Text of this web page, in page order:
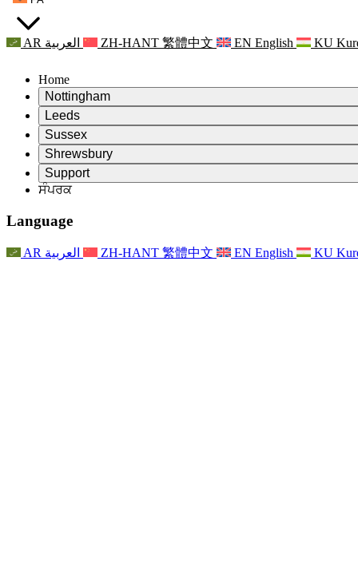
AR العربية ZH-HANT 繁體中文 EN English KU
Home
Nottingham
Review
ਸਮੀਖਿਆ ਦੇ ਚੇਅਰਮੈਨ
ਸੁਤੰਤਰ ਸਮੀਖਿਆ ਟੀਮ
ਸੰਦਰਭ ਦੀਆਂ ਸ਼ਰਤਾਂ
ਸੁਤੰਤਰ ਸਮੀਖਿਆ ਦੀ ਅੰਤਿਮ ਰਿਪੋਰਟ
ਅਕਸਰ ਪੁੱਛੇ ਜਾਣ ਵਾਲੇ ਸਵਾਲ
ਪਰਿਵਾਰਕ ਫੀਡਬੈਕ ਪ੍ਰਕਿਰਿਆ
ਨਿਊਜ਼ਲੈਟਰ
Leeds
Review
ਸਮੀਖਿਆ ਦੇ ਚੇਅਰਮੈਨ
ਸੁਤੰਤਰ ਸਮੀਖਿਆ ਟੀਮ
ਹਵਾਲੇ ਦੀਆਂ ਸ਼ਰਤਾਂ
ਸੰਪਰਕ
ਪਰਿਵਾਰਾਂ ਲਈ ਮਨੋਵਿਗਿਆਨਕ ਸਹਾਇਤਾ
ਪਰਿਵਾਰਾਂ ਲਈ ਅੱਪਡੇਟ
ਘਟਨਾਵਾਂ
For Staff
Sussex
Review
ਸਮੀਖਿਆ ਦੇ ਚੇਅਰਮੈਨ
ਸੁਤੰਤਰ ਸਮੀਖਿਆ ਟੀਮ
ਸੰਦਰਭ ਦੀਆਂ ਸ਼ਰਤਾਂ
For Families
ਪਰਿਵਾਰਾਂ ਲਈ ਅੱਪਡੇਟ
Shrewsbury
Review
ਜਣੇਪਾ ਸਮੀਖਿਆ ਵਾਸਤੇ ਸੰਦਰਭ ਦੀਆਂ ਸ਼ਰਤਾਂ
ਸੁਤੰਤਰ ਸਮੀਖਿਆ ਦੀ ਅੰਤਿਮ ਰਿਪੋਰਟ
ਸੁਤੰਤਰ ਸਮੀਖਿਆ ਦੀ ਪਹਿਲੀ ਰਿਪੋਰਟ
For Families
Support
Leeds
Nottingham
ਪਰਿਵਾਰਕ ਮਨੋਵਿਗਿਆਨਕ ਸਹਾਇਤਾ ਸੇਵਾ
ਮਾਨਸਿਕ ਸਿਹਤ ਸੰਕਟ ਸਹਾਇਤਾ
ਖੇਤਰੀ ਸੇਵਾਵਾਂ ਨੌਟਿੰਘਮ
ਸੰਪਰਕ
Language
AR العربية ZH-HANT 繁體中文 EN English KU